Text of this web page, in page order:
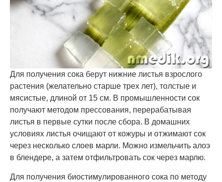
Для получения сока берут нижние листья взрослого
растения (желательно старше трех лет), толстые и
мясистые, длиной от 15 см. В промышленности сок
получают методом прессования, перерабатывая
листья в первые сутки после сбора. В домашних
условиях листья очищают от кожуры и отжимают сок
через несколько слоев марли. Можно измельчить алоэ
в блендере, а затем отфильтровать сок через марлю.
Для получения биостимулированного сока по методу